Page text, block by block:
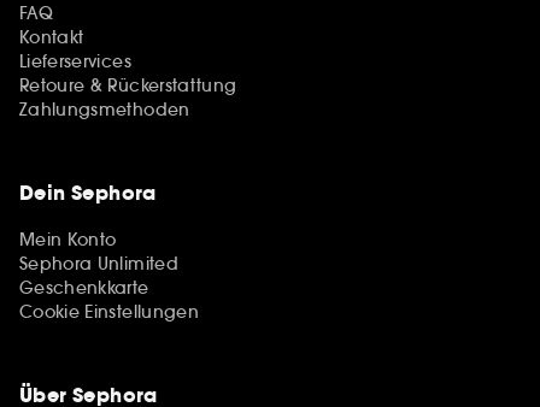
FAQ
Kontakt
Lieferservices
Retoure & Rückerstattung
Zahlungsmethoden
Dein Sephora
Mein Konto
Sephora Unlimited
Geschenkkarte
Cookie Einstellungen
Über Sephora